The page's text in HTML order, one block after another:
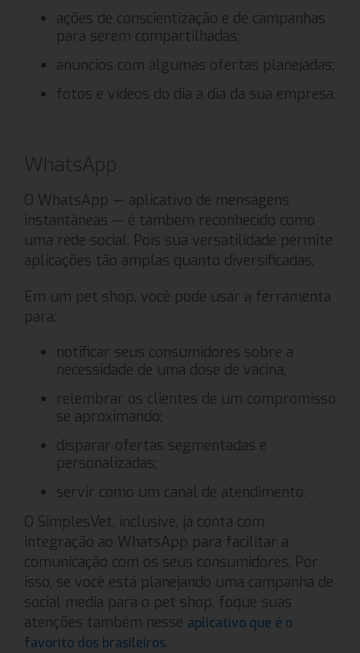
ações de conscientização e de campanhas
para serem compartilhadas;
anúncios com algumas ofertas planejadas;
fotos e vídeos do dia a dia da sua empresa.
WhatsApp
O WhatsApp — aplicativo de mensagens
instantâneas — é também reconhecido como
uma rede social. Pois sua versatilidade permite
aplicações tão amplas quanto diversificadas.
Em um pet shop, você pode usar a ferramenta
para:
notificar seus consumidores sobre a
necessidade de uma dose de vacina;
relembrar os clientes de um compromisso
se aproximando;
disparar ofertas segmentadas e
personalizadas;
servir como um canal de atendimento.
O SimplesVet, inclusive, já conta com
integração ao WhatsApp para facilitar a
comunicação com os seus consumidores. Por
isso, se você está planejando uma campanha de
social media para o pet shop, foque suas
atenções também nesse aplicativo que é o
favorito dos brasileiros.